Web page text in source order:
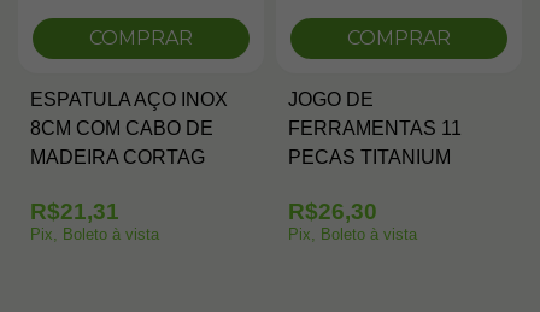
COMPRAR
ESPATULA AÇO INOX
8CM COM CABO DE
MADEIRA CORTAG
R$21,31
Pix, Boleto à vista
COMPRAR
JOGO DE
FERRAMENTAS 11
PECAS TITANIUM
R$26,30
Pix, Boleto à vista